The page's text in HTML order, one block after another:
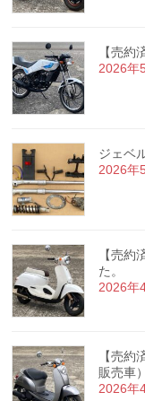
【売
2026年
ジェベ
2026年
【売
た。
2026年
【売
販売車）
2026年